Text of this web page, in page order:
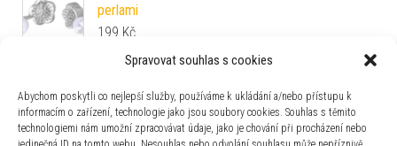
Spravovat souhlas s cookies
Abychom poskytli co nejlepší služby, používáme k ukládání a/nebo přístupu k
informacím o zařízení, technologie jako jsou soubory cookies. Souhlas s těmito
technologiemi nám umožní zpracovávat údaje, jako je chování při procházení nebo
perlami
199 Kč
Beneto Něžné stříbrné srdíčkové náušnice se
570Kč
Modesi Dlouhé stříbrné náušnice se zirkony